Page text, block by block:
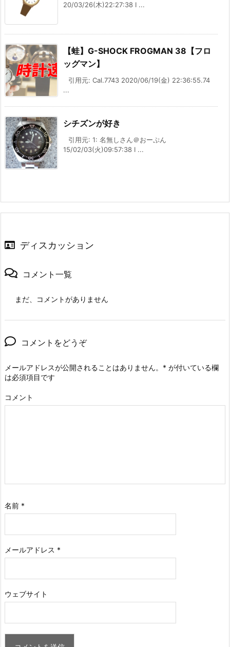
20/03/26(木)22:27:38 I ...
【蛙】G-SHOCK FROGMAN 38【フロ
ッグマン】
引用元: Cal.7743 2020/06/19(金) 22:36:55.74
...
シチズンが好き
引用元: 1: 名無しさん＠おーぷん
15/02/03(火)09:57:38 I ...
ディスカッション
コメント一覧
まだ、コメントがありません
コメントをどうぞ
メールアドレスが公開されることはありません。 * が付いている欄
は必須項目です
コメント
名前 *
メールアドレス *
ウェブサイト